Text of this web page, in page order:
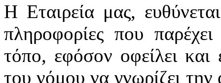
Η Εταιρεία μας,
πληροφορίες που
τόπο, εφόσον οφείλει και
του νόμου να γνωρίζει την